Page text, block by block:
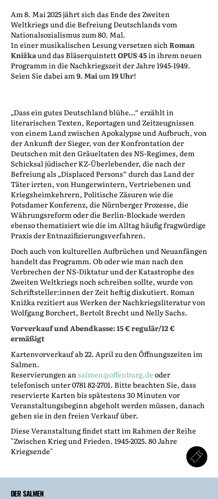
Am 8. Mai 2025 jährt sich das Ende des Zweiten
Weltkriegs und die Befreiung Deutschlands vom
Nationalsozialismus zum 80. Mal.
In einer musikalischen Lesung versetzen sich Roman
Knižkaund das BläserquintettOPUS 45in ihrem neuen
Programm in die Nachkriegszeit der Jahre 1945-1949.
Seien Sie dabei am9. Maium19 Uhr!
„Dass ein gutes Deutschland blühe…“ erzählt in
literarischen Texten, Reportagen und Zeitzeugnissen
von einem Land zwischen Apokalypse und Aufbruch, von
der Ankunft der Sieger, von der Konfrontation der
Deutschen mit den Gräueltaten des NS-Regimes, dem
Schicksal jüdischer KZ-Überlebender, die nach der
Befreiung als „Displaced Persons“ durch das Land der
Täter irrten, von Hungerwintern, Vertriebenen und
Kriegsheimkehrern, Politische Zäsuren wie die
Potsdamer Konferenz, die Nürnberger Prozesse, die
Währungsreform oder die Berlin-Blockade werden
ebenso thematisiert wie die im Alltag häufig fragwürdige
Praxis der Entnazifizierungsverfahren.
Doch auch von kulturellen Aufbrüchen und Neuanfängen
handelt das Programm. Ob oder wie man nach den
Verbrechen der NS-Diktatur und der Katastrophe des
Zweiten Weltkriegs noch schreiben sollte, wurde von
Schriftsteller:innen der Zeit heftig diskutiert. Roman
Knižka rezitiert aus Werken der Nachkriegsliteratur von
Wolfgang Borchert, Bertolt Brecht und Nelly Sachs.
Vorverkauf und Abendkasse: 15 € regulär/12 €
ermäßigt
Kartenvorverkauf ab 22. April zu den Öffnungszeiten im
Salmen.
Reservierungen an salmen@offenburg.deoder
telefonisch unter 0781 82-2701. Bitte beachten Sie, dass
reservierte Karten bis spätestens 30 Minuten vor
Veranstaltungsbeginn abgeholt werden müssen, danach
gehen sie in den freien Verkauf über.
Diese Veranstaltung findet statt im Rahmen der Reihe
"Zwischen Krieg und Frieden. 1945-2025. 80 Jahre
Kriegsende"
DER SALMEN